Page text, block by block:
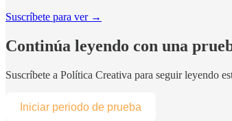
Suscríbete para ver →
Continúa leyendo con una
Suscríbete a Política Creativa para seguir leyendo
Iniciar periodo de prueba